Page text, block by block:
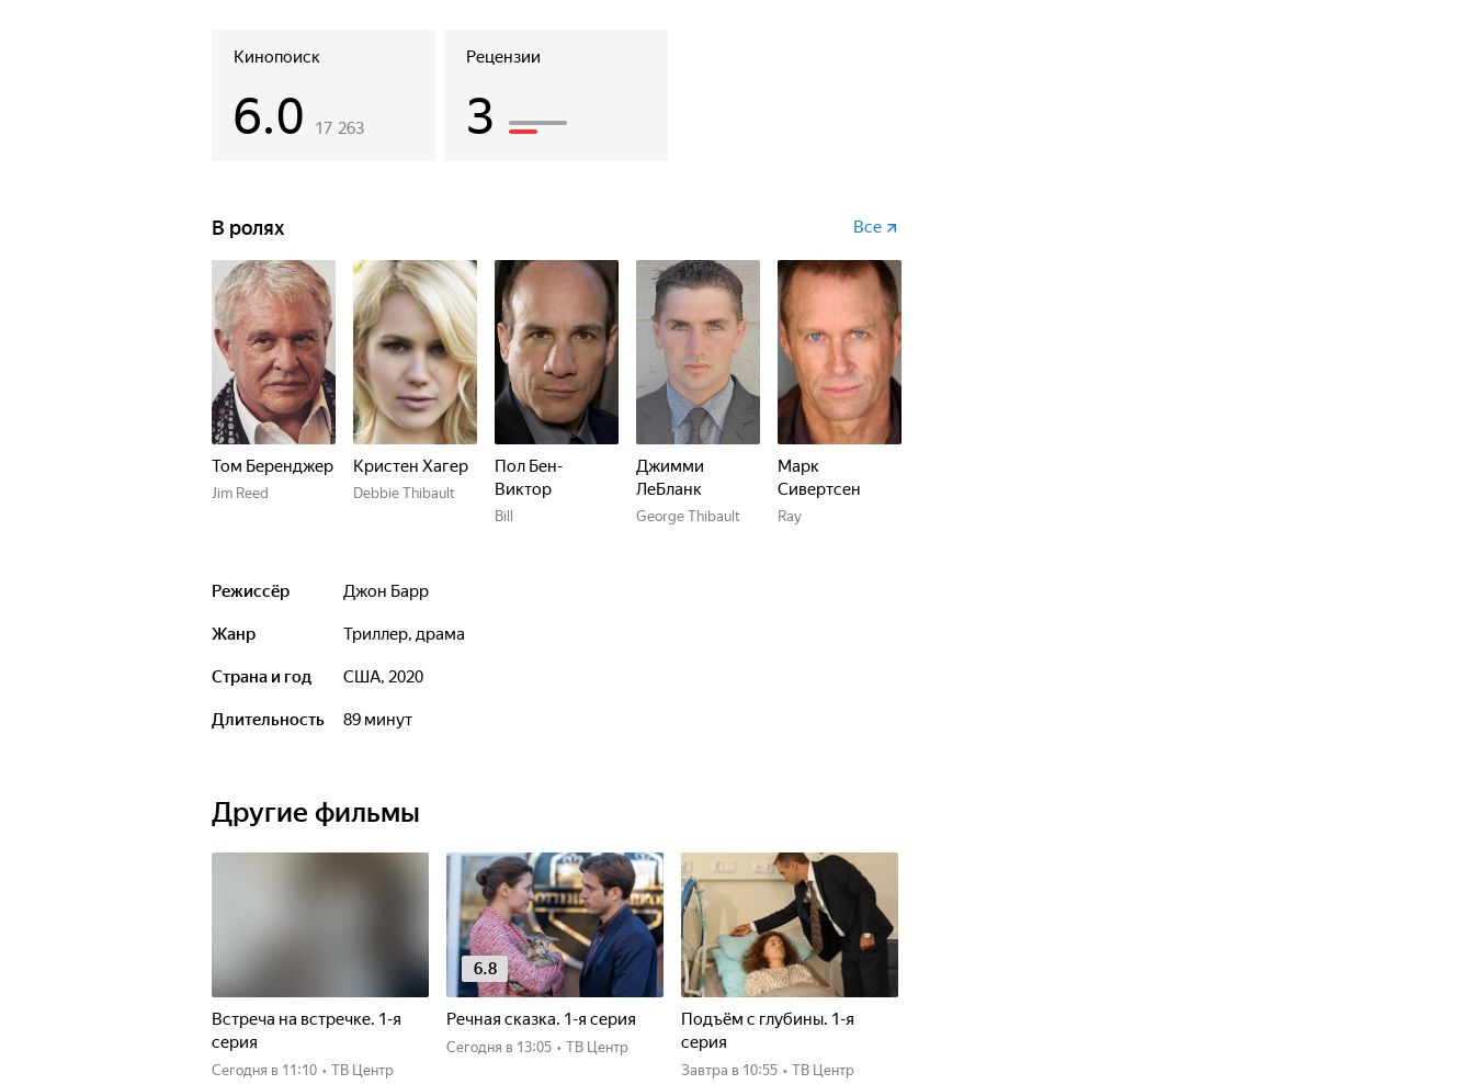
Кинопоиск
6.0 17 263
Рецензии
3
В ролях Все
Том Беренджер
Jim Reed
Кристен Хагер
Debbie Thibault
Пол Бен-
Виктор
Bill
Джимми
ЛеБланк
George Thibault
Марк
Сивертсен
Ray
Режиссёр Джон Барр
Жанр триллер, драма
Страна и год США, 2020
Длительность 89 минут
Другие фильмы
Встреча на встречке. 1-я
серия
Сегодня в 11:10 • ТВ Центр
6.8
Речная сказка. 1-я серия
Сегодня в 13:05 • ТВ Центр
Подъём с глубины. 1-я
серия
Завтра в 10:55 • ТВ Центр